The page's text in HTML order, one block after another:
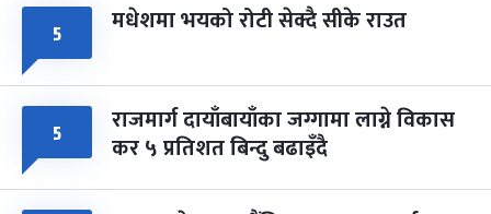
५ मधेशमा भयको रोटी सेक्दै सीके राउत
५ राजमार्ग दायाँबायाँका जग्गामा लाग्ने विकास
कर ५ प्रतिशत बिन्दु बढाइँदै